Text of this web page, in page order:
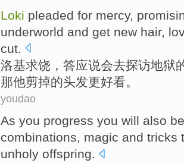
Loki pleaded for mercy,
underworld and get new hair,
cut
洛基求饶 ， 答应说会去探访地狱
那他剪掉的头发更好看。
youdao
As you progress you will also
combinations, magic and tricks
unholy offspring.